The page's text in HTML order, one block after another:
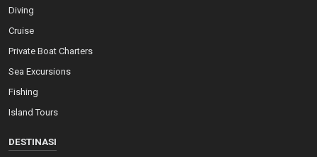
Diving
Cruise
Private Boat Charters
Sea Excursions
Fishing
Island Tours
DESTINASI